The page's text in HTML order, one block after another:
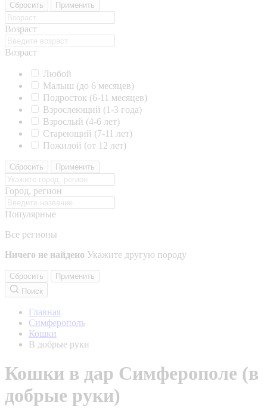
Сбросить Применить
Возраст
Возраст
Любой
Малыш (до 6 месяцев)
Подросток (6-11 месяцев)
Взрослеющий (1-3 года)
Взрослый (4-6 лет)
Стареющий (7-11 лет)
Пожилой (от 12 лет)
Сбросить Применить
Город, регион
Популярные
Все регионы
Ничего не найдено Укажите другую породу
Сбросить
Применить
Поиск
Главная
Симферополь
Кошки
В добрые руки
Кошки в дар Симферополе (в
добрые руки)